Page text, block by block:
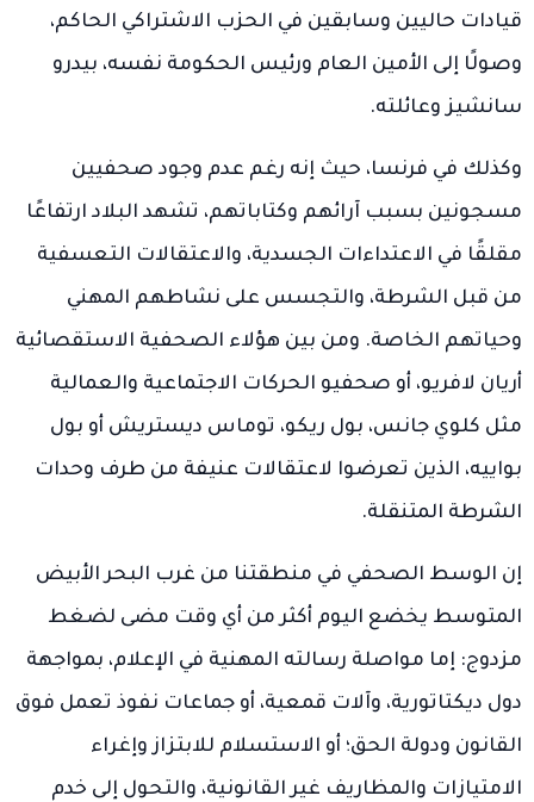
قيادات حاليين وسابقين في الحزب الاشتراكي الحاكم،
وصولًا إلى الأمين العام ورئيس الحكومة نفسه، بيدرو
سانشيز وعائلته.
وكذلك في فرنسا، حيث إنه رغم عدم وجود صحفيين
مسجونين بسبب آرائهم وكتاباتهم، تشهد البلاد ارتفاعًا
مقلقًا في الاعتداءات الجسدية، والاعتقالات التعسفية
من قبل الشرطة، والتجسس على نشاطهم المهني
وحياتهم الخاصة. ومن بين هؤلاء الصحفية الاستقصائية
أريان لافريو، أو صحفيو الحركات الاجتماعية والعمالية
مثل كلوي جانس، بول ريكو، توماس ديستريش أو بول
بواييه، الذين تعرضوا لاعتقالات عنيفة من طرف وحدات
الشرطة المتنقلة.
إن الوسط الصحفي في منطقتنا من غرب البحر الأبيض
المتوسط يخضع اليوم أكثر من أي وقت مضى لضغط
مزدوج: إما مواصلة رسالته المهنية في الإعلام، بمواجهة
دول ديكتاتورية، وآلات قمعية، أو جماعات نفوذ تعمل فوق
القانون ودولة الحق؛ أو الاستسلام للابتزاز وإغراء
الامتيازات والمظاريف غير القانونية، والتحول إلى خدم